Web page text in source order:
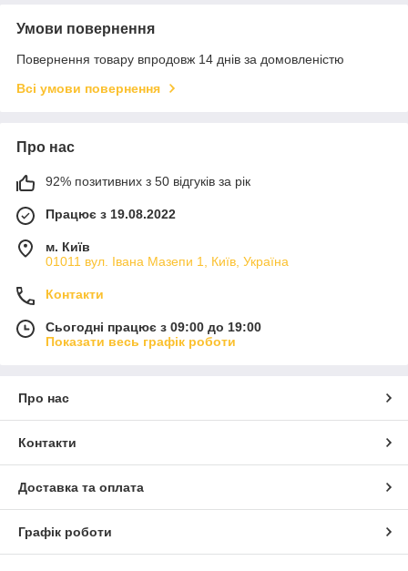
Умови повернення
Повернення товару впродовж 14 днів за домовленістю
Всі умови повернення
Про нас
92% позитивних з 50 відгуків за рік
Працює з 19.08.2022
м. Київ
01011 вул. Івана Мазепи 1, Київ, Україна
Контакти
Сьогодні працює з 09:00 до 19:00
Показати весь графік роботи
Про нас
Контакти
Доставка та оплата
Графік роботи